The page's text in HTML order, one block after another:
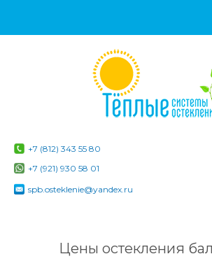
+7 (812) 343 55 80
+7 (921) 930 58 01
spb.osteklenie@yandex.ru
Цены остекления